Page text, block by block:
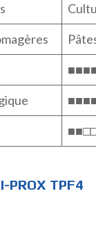
PROX TPF4